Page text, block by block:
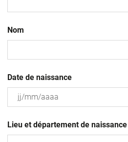
Nom
Date de naissance
slash
MM
Lieu et département de naissance